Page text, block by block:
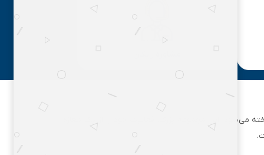
شناخته می‌شود. این مجموعه بزرگ، فعالیت خود را از یک مغازه